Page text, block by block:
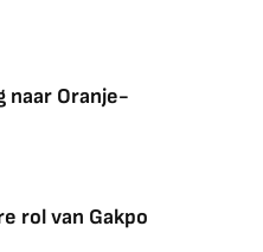
naar Oranje-
rol van Gakpo